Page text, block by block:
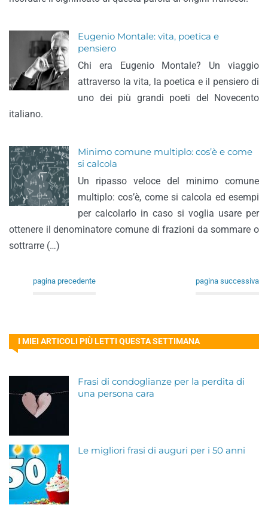
Eugenio Montale: vita, poetica e
pensiero
Chi era Eugenio Montale? Un viaggio
attraverso la vita, la poetica e il pensiero di
uno dei più grandi poeti del Novecento
italiano.
Minimo comune multiplo: cos’è e come
si calcola
Un ripasso veloce del minimo comune
multiplo: cos’è, come si calcola ed esempi
per calcolarlo in caso si voglia usare per
ottenere il denominatore comune di frazioni da sommare o
sottrarre (…)
pagina precedente pagina successiva
I MIEI ARTICOLI PIÙ LETTI QUESTA SETTIMANA
Frasi di condoglianze per la perdita di
una persona cara
Le migliori frasi di auguri per i 50 anni